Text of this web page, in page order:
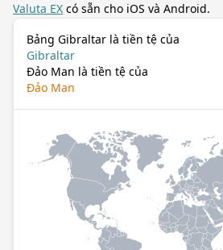
Valuta EX có sẵn cho iOS và Android.
Bảng Gibraltar là tiền tệ của
Gibraltar
Đảo Man là tiền tệ của
Đảo Man